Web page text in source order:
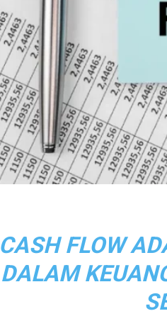
CASH FLOW
DALAM